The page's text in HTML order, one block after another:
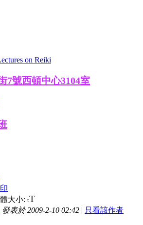
on Reiki
7號西頓中心3104室
大小: tT
發表於 2009-2-10 02:42 | 只看該作者